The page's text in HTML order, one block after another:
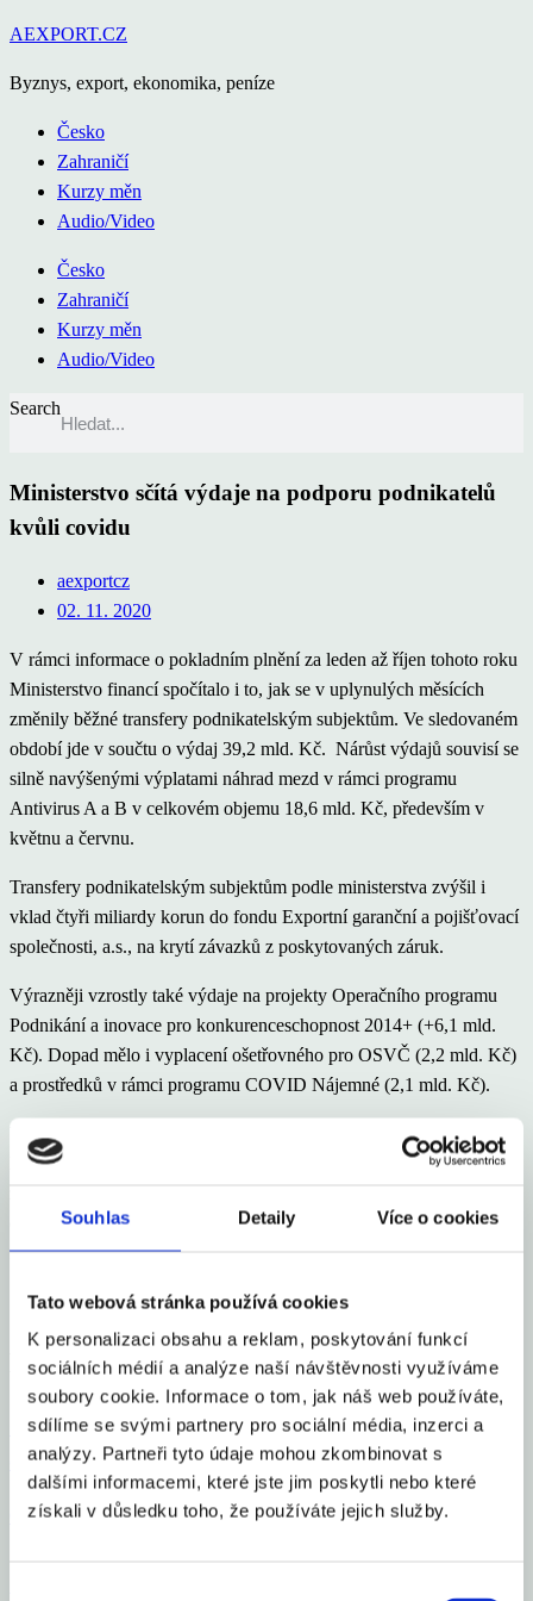
Souhlas Detaily Více o cookies
Tato webová stránka používá cookies
K personalizaci obsahu a reklam, poskytování funkcí
sociálních médií a analýze naší návštěvnosti využíváme
soubory cookie. Informace o tom, jak náš web používáte,
sdílíme se svými partnery pro sociální média, inzerci a
analýzy. Partneři tyto údaje mohou zkombinovat s
dalšími informacemi, které jste jim poskytli nebo které
získali v důsledku toho, že používáte jejich služby.
Přejít
obsahu
AEXPORT.CZ
Byznys, export, ekonomika, peníze
Česko
Zahraničí
Kurzy měn
Audio/Video
Česko
Zahraničí
Kurzy měn
Audio/Video
Search
Ministerstvo sčítá výdaje na podporu podnikatelů
kvůli covidu
aexportcz
02. 11. 2020
V rámci informace o pokladním plnění za leden až říjen tohoto roku
Ministerstvo financí spočítalo i to, jak se v uplynulých měsících
změnily běžné transfery podnikatelským subjektům. Ve sledovaném
období jde v součtu o výdaj 39,2 mld. Kč. Nárůst výdajů souvisí se
silně navýšenými výplatami náhrad mezd v rámci programu
Antivirus A a B v celkovém objemu 18,6 mld. Kč, především v
květnu a červnu.
Transfery podnikatelským subjektům podle ministerstva zvýšil i
vklad čtyři miliardy korun do fondu Exportní garanční a pojišťovací
společnosti, a.s., na krytí závazků z poskytovaných záruk.
Výrazněji vzrostly také výdaje na projekty Operačního programu
Podnikání a inovace pro konkurenceschopnost 2014+ (+6,1 mld.
Kč). Dopad mělo i vyplacení ošetřovného pro OSVČ (2,2 mld. Kč)
a prostředků v rámci programu COVID Nájemné (2,1 mld. Kč).
V srpnu byla rovněž Podpůrnému a garančnímu rolnickému a
lesnickému fondu, a.s., převedena jedna miliarda korun na
obchodními společnostmi, získaly v průběhu října na mimořádné
finanční ohodnocení svých zaměstnanců zhruba pět miliard Kč.
Sdílet článek
Mohlo by Vás zajímat
Česko se zařadilo mezi 16 elitních světových gastro
destinací roku 2026
Celý článek